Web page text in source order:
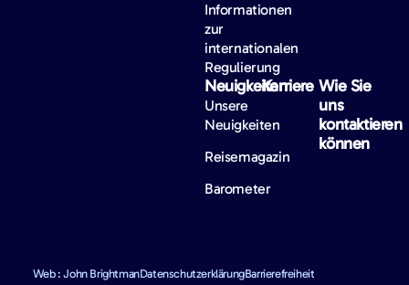
Informationen
zur
internationalen
Regulierung
Neuigkeiten
Unsere
Neuigkeiten
Reisemagazin
Barometer
Karriere Wie Sie
uns
kontaktieren
können
Web : John BrightmanDatenschutzerklärungBarrierefreiheit